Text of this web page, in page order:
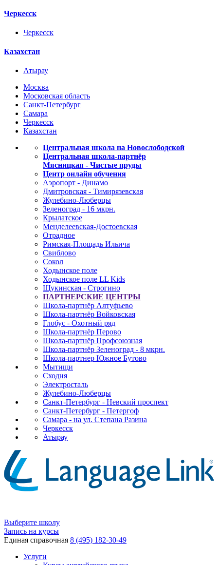
Черкесск
Черкесск
Казахстан
Атырау
Москва
Московская область
Санкт-Петербург
Самара
Черкесск
Казахстан
Центральная школа на Новослободской
Центральная школа-партнёр
Мясницкая - Чистые пруды
Центр онлайн обучения
Аэропорт - Динамо
Дмитровская - Тимирязевская
Жулебино-Люберцы
Зеленоград - 16 мкрн.
Крылатское
Менделеевская-Достоевская
Отрадное
Римская-Площадь Ильича
Свиблово
Сокол
Ходынское поле
Ходынское поле LL Kids
Щукинская - Строгино
ПАРТНЕРСКИЕ ЦЕНТРЫ
Школа-партнёр Алтуфьево
Школа-партнёр Войковская
Глобус - Охотный ряд
Школа-партнёр Перово
Школа-партнёр Профсоюзная
Школа-партнёр Зеленоград - 8 мкрн.
Школа-партнер Южное Бутово
Мытищи
Сходня
Электросталь
Жулебино-Люберцы
Санкт-Петербург - Невский проспект
Санкт-Петербург - Петергоф
Самара - на ул. Степана Разина
Черкесск
Атырау
Выберите школу
Запись на курсы
Единая справочная 8 (495) 182-30-49
Услуги